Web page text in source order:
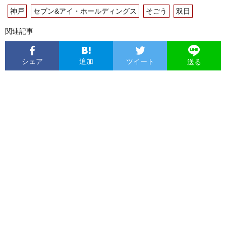
神戸 セブン&アイ・ホールディングス そごう 双日
関連記事
シェア 追加 ツイート 送る